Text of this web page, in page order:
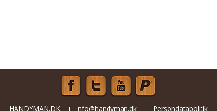
HANDYMAN.DK info@handyman.dk Persondatapolitik